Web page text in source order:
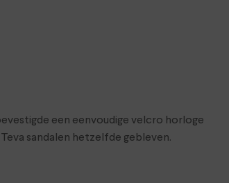
een eenvoudige velcro horloge
sandalen hetzelfde gebleven.